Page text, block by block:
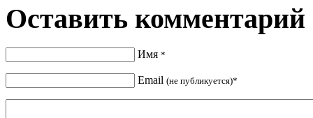
Оставить комментарий
Имя *
Email (не публикуется)*